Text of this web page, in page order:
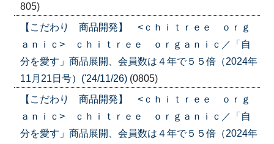
805)
【こだわり 商品開発】 <ｃｈｉｔｒｅｅ ｏｒｇ
ａｎｉｃ> ｃｈｉｔｒｅｅ ｏｒｇａｎｉｃ／「自
分を愛す」商品展開、会員数は４年で５５倍（2024年
11月21日号）('24/11/26) (0805)
【こだわり 商品開発】 <ｃｈｉｔｒｅｅ ｏｒｇ
ａｎｉｃ> ｃｈｉｔｒｅｅ ｏｒｇａｎｉｃ／「自
分を愛す」商品展開、会員数は４年で５５倍（2024年